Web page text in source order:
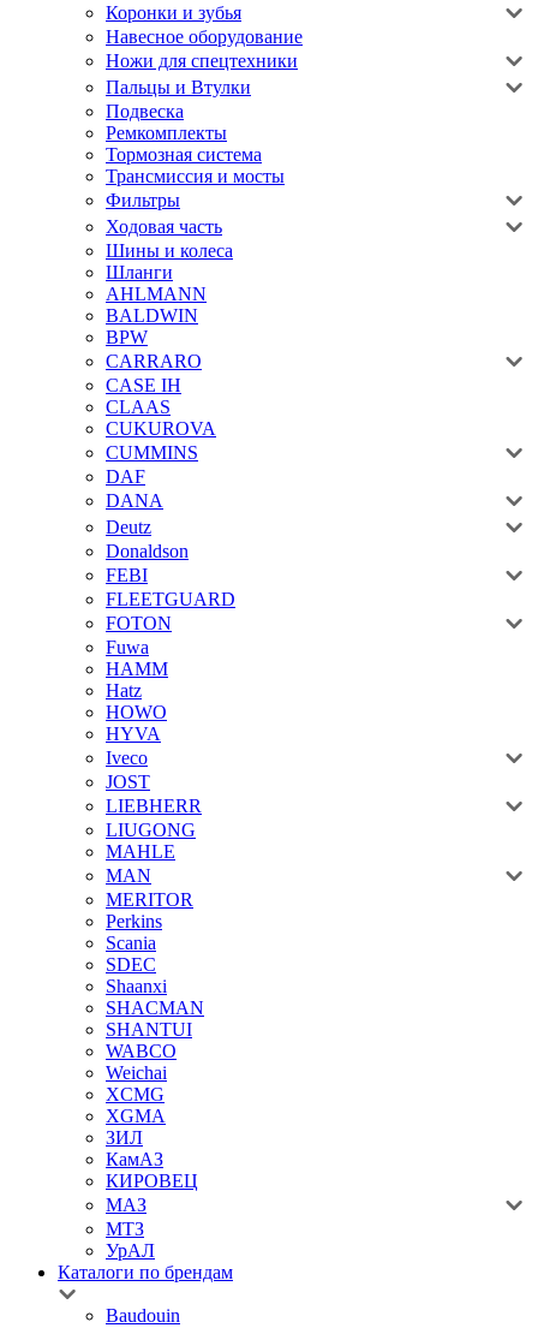
Коронки и зубья
Навесное оборудование
Ножи для спецтехники
Пальцы и Втулки
Подвеска
Ремкомплекты
Тормозная система
Трансмиссия и мосты
Фильтры
Ходовая часть
Шины и колеса
Шланги
AHLMANN
BALDWIN
BPW
CARRARO
CASE IH
CLAAS
CUKUROVA
CUMMINS
DAF
DANA
Deutz
Donaldson
FEBI
FLEETGUARD
FOTON
Fuwa
HAMM
Hatz
HOWO
HYVA
Iveco
JOST
LIEBHERR
LIUGONG
MAHLE
MAN
MERITOR
Perkins
Scania
SDEC
Shaanxi
SHACMAN
SHANTUI
WABCO
Weichai
XCMG
XGMA
ЗИЛ
КамАЗ
КИРОВЕЦ
МАЗ
МТЗ
УрАЛ
Каталоги по брендам
Baudouin